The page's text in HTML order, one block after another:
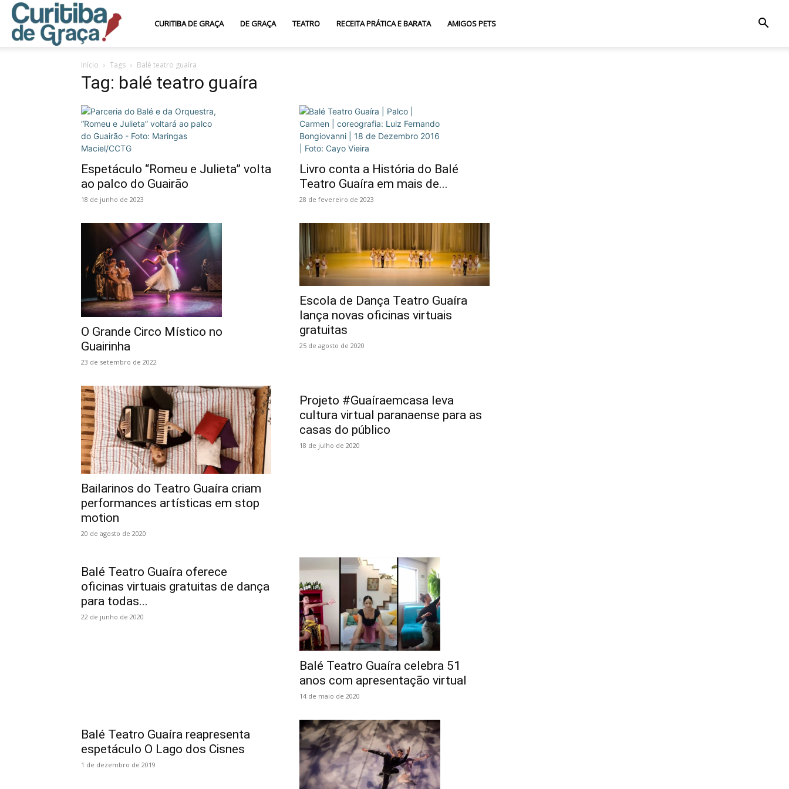
Curitiba
de
Graça
CURITIBA DE GRAÇA DE GRAÇA TEATRO RECEITA PRÁTICA E BARATA AMIGOS PETS
Início Tags Balé teatro guaíra
Tag: balé teatro guaíra
Espetáculo “Romeu e Julieta” volta
ao palco do Guairão
18 de junho de 2023
Livro conta a História do Balé
Teatro Guaíra em mais de...
28 de fevereiro de 2023
O Grande Circo Místico no
Guairinha
23 de setembro de 2022
Escola de Dança Teatro Guaíra
lança novas oficinas virtuais
gratuitas
25 de agosto de 2020
Bailarinos do Teatro Guaíra criam
performances artísticas em stop
motion
20 de agosto de 2020
Projeto #Guaíraemcasa leva
cultura virtual paranaense para as
casas do público
18 de julho de 2020
Balé Teatro Guaíra oferece
oficinas virtuais gratuitas de dança
para todas...
22 de junho de 2020
Balé Teatro Guaíra celebra 51
anos com apresentação virtual
14 de maio de 2020
Balé Teatro Guaíra reapresenta
espetáculo O Lago dos Cisnes
1 de dezembro de 2019